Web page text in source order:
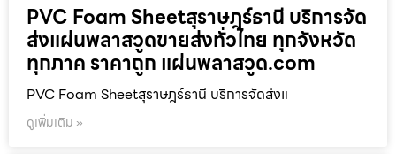
PVC Foam Sheetสุราษฎร์ธานี บริการจัด
ส่งแผ่นพลาสวูดขายส่งทั่วไทย ทุกจังหวัด
ทุกภาค ราคาถูก แผ่นพลาสวูด.com
PVC Foam Sheetสุราษฎร์ธานี บริการจัดส่งแ
ดูเพิ่มเติม »